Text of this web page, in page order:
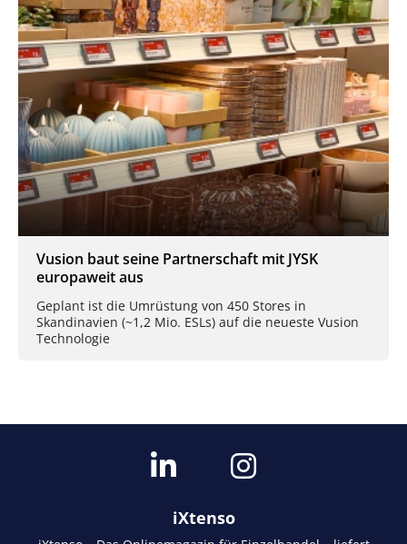
Vusion baut seine Partnerschaft mit JYSK
europaweit aus
Geplant ist die Umrüstung von 450 Stores in
Skandinavien (~1,2 Mio. ESLs) auf die neueste Vusion
Technologie
iXtenso